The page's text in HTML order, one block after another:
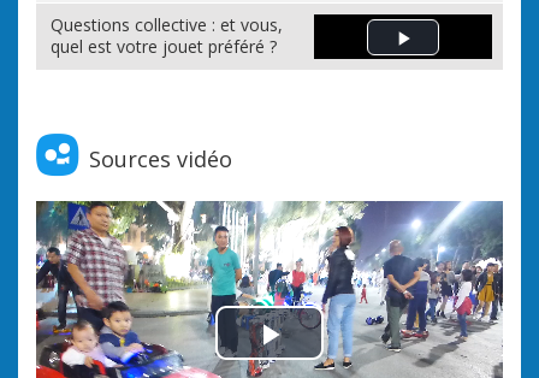
Questions collective : et vous,
quel est votre jouet préféré ?
Play Video
Sources vidéo
Play Video